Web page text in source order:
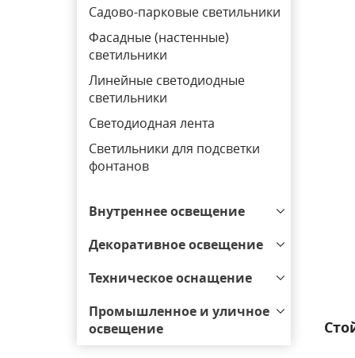
Садово-парковые светильники
Фасадные (настенные)
светильники
Линейные светодиодные
светильники
Светодиодная лента
Светильники для подсветки
фонтанов
Внутреннее освещение
Декоративное освещение
Техническое оснащение
Промышленное и уличное
освещение